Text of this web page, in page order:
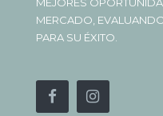
MERCADO,
PARA SU ÉXITO.